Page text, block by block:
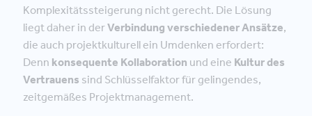
Komplexitätssteigerung nicht gerecht. Die Lösung
liegt daher in derVerbindung verschiedener Ansätze,
die auch projektkulturell ein Umdenken erfordert:
Denn konsequente Kollaboration und eine Kultur des
Vertrauens sind Schlüsselfaktor für gelingendes,
zeitgemäßes Projektmanagement.